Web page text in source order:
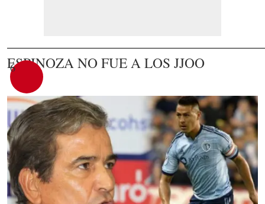
6
ESPINOZA NO FUE A LOS JJOO